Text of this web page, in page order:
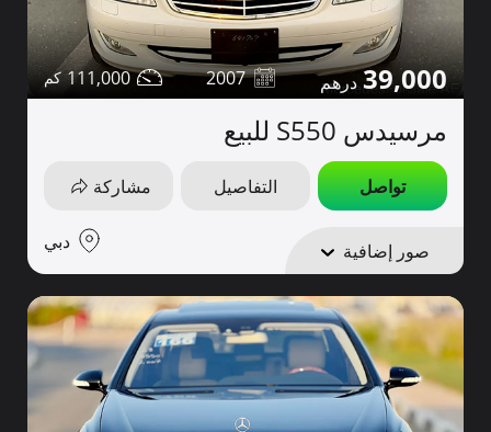
39,000
2007
111,000
مرسيدس S550 للبيع
تواصل التفاصيل مشاركة
صور إضافية دبي